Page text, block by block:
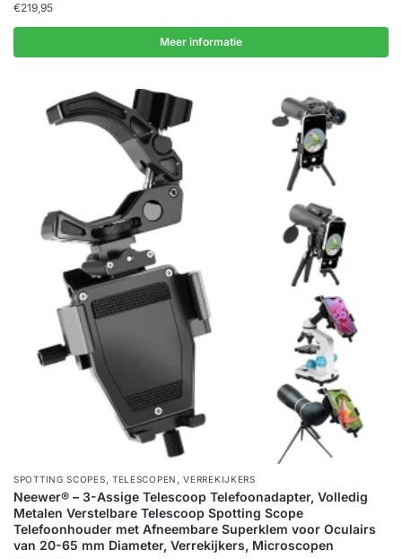
€219,95
Meer informatie
SPOTTING SCOPES TELESCOPEN ,VERREKIJKERS
Neewer® – 3-Assige Telescoop Telefoonadapter, Volledig
Metalen Verstelbare Telescoop Spotting Scope
Telefoonhouder met Afneembare Superklem voor Oculairs
van 20-65 mm Diameter, Verrekijkers, Microscopen